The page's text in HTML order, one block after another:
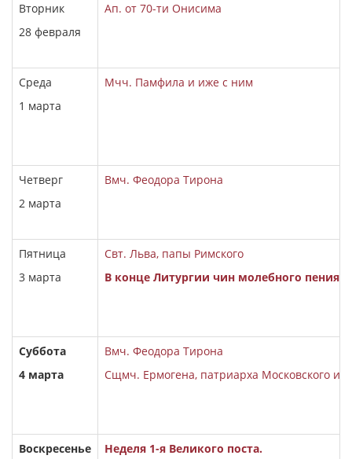
Вторник
28 февраля
Ап. от 70-ти Онисима
Среда
1 марта
Мчч. Памфила и иже с ним
Четверг
2 марта
Вмч. Феодора Тирона
Пятница
3 марта
Свт. Льва, папы Римского
В конце Литургии чин молебного пения
Суббота
4 марта
Вмч. Феодора Тирона
Сщмч. Ермогена, патриарха Московского и
Воскресенье
Неделя 1-я Великого поста.